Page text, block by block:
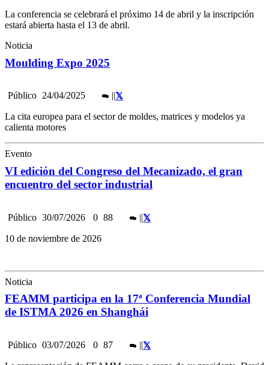
La conferencia se celebrará el próximo 14 de abril y la inscripción
estará abierta hasta el 13 de abril.
Noticia
Moulding Expo 2025
Público 24/04/2025 ||
La cita europea para el sector de moldes, matrices y modelos ya
calienta motores
Evento
VI edición del Congreso del Mecanizado, el gran
encuentro del sector industrial
Público 30/07/2026 0 88 ||
10 de noviembre de 2026
Noticia
FEAMM participa en la 17ª Conferencia Mundial
de ISTMA 2026 en Shanghái
Público 03/07/2026 0 87 ||